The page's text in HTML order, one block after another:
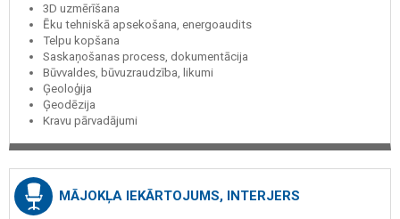
3D uzmērīšana
Ēku tehniskā apsekošana, energoaudits
Telpu kopšana
Saskaņošanas process, dokumentācija
Būvvaldes, būvuzraudzība, likumi
Ģeoloģija
Ģeodēzija
Kravu pārvadājumi
MĀJOKĻA IEKĀRTOJUMS, INTERJERS